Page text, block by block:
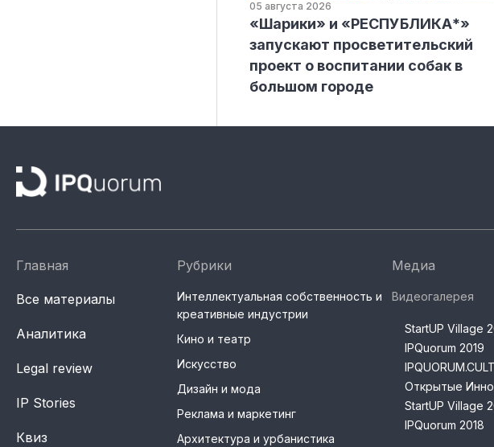
05 августа 2026
«Шарики» и «РЕСПУБЛИКА*»
запускают просветительский
проект о воспитании собак в
большом городе
Главная
Все материалы
Аналитика
Legal review
IP Stories
Квиз
Рубрики
Интеллектуальная собственность и
креативные индустрии
Кино и театр
Искусство
Дизайн и мода
Реклама и маркетинг
Архитектура и урбанистика
Медиа
Видеогалерея
StartUP Village
IPQuorum 2019
Открытые
StartUP Village
IPQuorum 2018